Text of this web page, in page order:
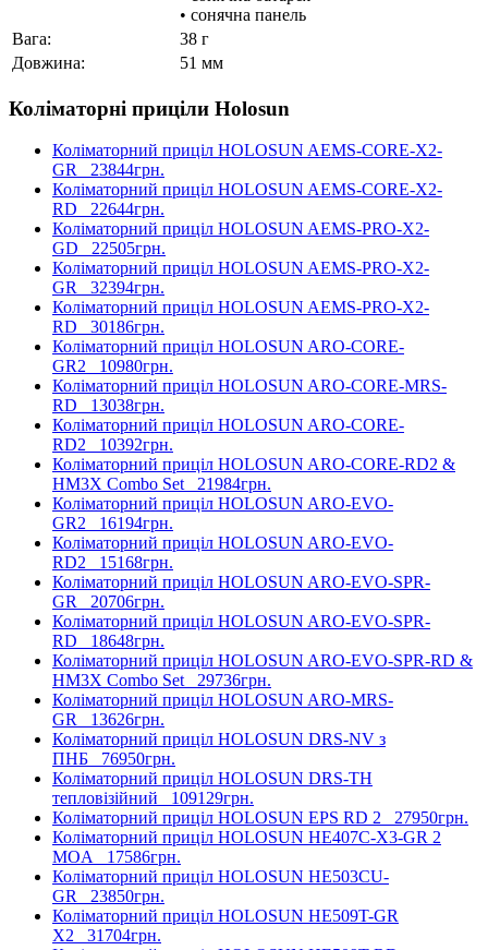
• сонячна панель
Вага:
38 г
Довжина:
51 мм
Коліматорні приціли Holosun
Коліматорний приціл HOLOSUN AEMS-CORE-X2-
GR 23844грн.
Коліматорний приціл HOLOSUN AEMS-CORE-X2-
RD 22644грн.
Коліматорний приціл HOLOSUN AEMS-PRO-X2-
GD 22505грн.
Коліматорний приціл HOLOSUN AEMS-PRO-X2-
GR 32394грн.
Коліматорний приціл HOLOSUN AEMS-PRO-X2-
RD 30186грн.
Коліматорний приціл HOLOSUN ARO-CORE-
GR2 10980грн.
Коліматорний приціл HOLOSUN ARO-CORE-MRS-
RD 13038грн.
Коліматорний приціл HOLOSUN ARO-CORE-
RD2 10392грн.
Коліматорний приціл HOLOSUN ARO-CORE-RD2 &
HM3X Combo Set 21984грн.
Коліматорний приціл HOLOSUN ARO-EVO-
GR2 16194грн.
Коліматорний приціл HOLOSUN ARO-EVO-
RD2 15168грн.
Коліматорний приціл HOLOSUN ARO-EVO-SPR-
GR 20706грн.
Коліматорний приціл HOLOSUN ARO-EVO-SPR-
RD 18648грн.
Коліматорний приціл HOLOSUN ARO-EVO-SPR-RD &
HM3X Combo Set 29736грн.
Коліматорний приціл HOLOSUN ARO-MRS-
GR 13626грн.
Коліматорний приціл HOLOSUN DRS-NV з
ПНБ 76950грн.
Коліматорний приціл HOLOSUN DRS-TH
тепловізійний 109129грн.
Коліматорний приціл HOLOSUN EPS RD 2 27950грн.
Коліматорний приціл HOLOSUN HE407C-X3-GR 2
MOA 17586грн.
Коліматорний приціл HOLOSUN HE503CU-
GR 23850грн.
Коліматорний приціл HOLOSUN HE509T-GR
X2 31704грн.